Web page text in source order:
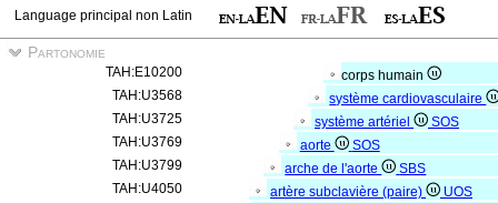
Language principal non Latin
Partonomie
TAH:E10200
corps humain
TAH:U3568
système cardiovasculaire
TAH:U3725
système artériel
SOS
TAH:U3769
aorte
SOS
TAH:U3799
arche de l'aorte
SBS
TAH:U4050
artère subclavière (paire)
UOS